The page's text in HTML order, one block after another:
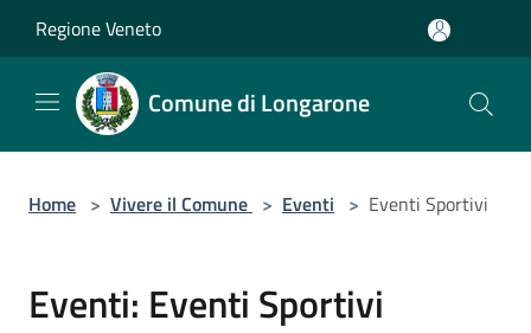
Regione Veneto
Comune di Longarone
Home > Vivere il Comune > Eventi > Eventi Sportivi
Eventi: Eventi Sportivi